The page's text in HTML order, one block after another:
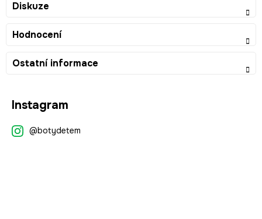
Diskuze
Hodnocení
Ostatní informace
Instagram
@botydetem